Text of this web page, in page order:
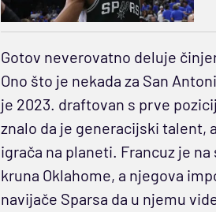
Gotov neverovatno deluje
Ono što je nekada za San
je 2023. draftovan s prve
znalo da je generacijski talent,
igrača na planeti. Francuz je
kruna Oklahome, a njegova
navijače Sparsa da u njemu